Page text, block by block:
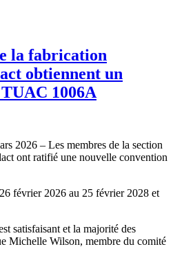
la fabrication
obtiennent un
1006A
2026 – Les membres de la section
ont ratifié une nouvelle convention
février 2026 au 25 février 2028 et
satisfaisant et la majorité des
Michelle Wilson, membre du comité